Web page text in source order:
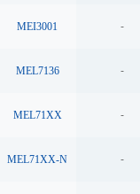
MEI3001 -
MEL7136 -
MEL71XX -
MEL71XX-N -